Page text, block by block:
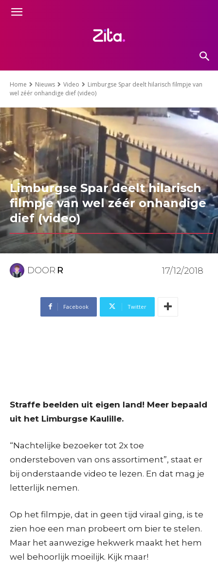
Home Nieuws Video
Limburgse Spar deelt hilarisch filmpje van
wel zéér onhandige dief (video)
Limburgse Spar deelt hilarisch
filmpje van wel zéér onhandige
dief (video)
DOOR R 17/12/2018
Facebook Twitter
Straffe beelden uit eigen land! Meer bepaald
uit het Limburgse Kaulille.
“Nachtelijke bezoeker tot 2x toe
ondersteboven van ons assortiment”, staat er
bij onderstaande video te lezen. En dat mag je
letterlijk nemen.
Op het filmpje, dat in geen tijd viraal ging, is te
zien hoe een man probeert om bier te stelen.
Maar het aanwezige hekwerk maakt het hem
wel behoorlijk moeilijk. Kijk maar!